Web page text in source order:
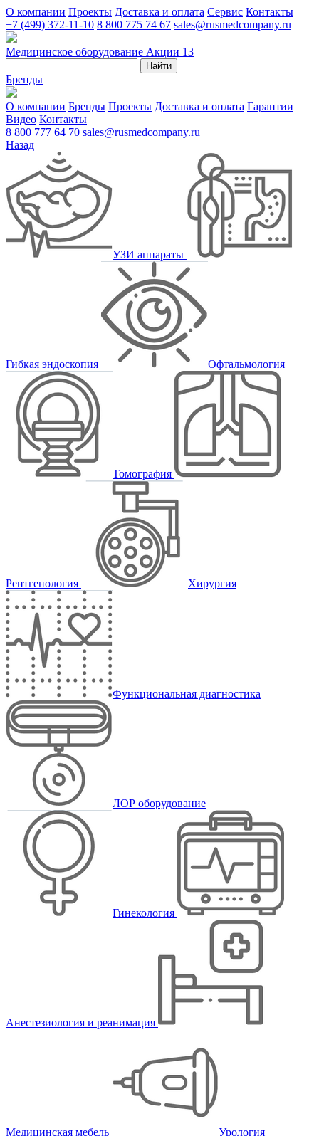
О компании Проекты Доставка и оплата Сервис Контакты
+7 (499) 372-11-10 8 800 775 74 67 sales@rusmedcompany.ru
Медицинское оборудование Акции 13
Найти
Бренды
О компании Бренды Проекты Доставка и оплата Гарантии
Видео Контакты
8 800 777 64 70 sales@rusmedcompany.ru
Назад
УЗИ аппараты
Гибкая эндоскопия Офтальмология
Томография
Рентгенология Хирургия
Функциональная диагностика
ЛОР оборудование
Гинекология
Анестезиология и реанимация
Медицинская мебель Урология